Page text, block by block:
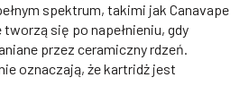
spektrum, takimi jak Canavape
się po napełnieniu, gdy
przez ceramiczny rdzeń.
oznaczają, że kartridż jest